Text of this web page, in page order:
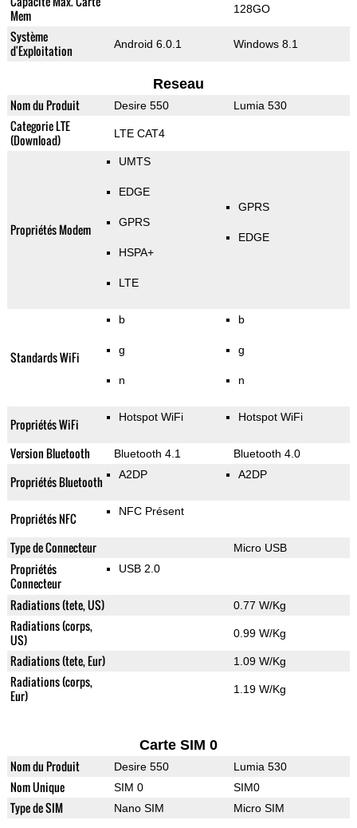
Mem
128GO
Système
d'Exploitation
Android 6.0.1 Windows 8.1
Reseau
Nom du Produit Desire 550 Lumia 530
Categorie LTE
(Download)
LTE CAT4
Propriétés Modem
UMTS
EDGE
GPRS
HSPA+
LTE
GPRS
EDGE
Standards WiFi
b
g
n
b
g
n
Propriétés WiFi Hotspot WiFi Hotspot WiFi
Version Bluetooth Bluetooth 4.1 Bluetooth 4.0
Propriétés Bluetooth A2DP A2DP
Propriétés NFC NFC Présent
Type de Connecteur Micro USB
Propriétés
Connecteur
USB 2.0
Radiations (tete, US) 0.77 W/Kg
Radiations (corps,
US)
0.99 W/Kg
Radiations (tete, Eur) 1.09 W/Kg
Radiations (corps,
Eur)
1.19 W/Kg
Carte SIM 0
Nom du Produit Desire 550 Lumia 530
Nom Unique SIM 0 SIM0
Type de SIM Nano SIM Micro SIM